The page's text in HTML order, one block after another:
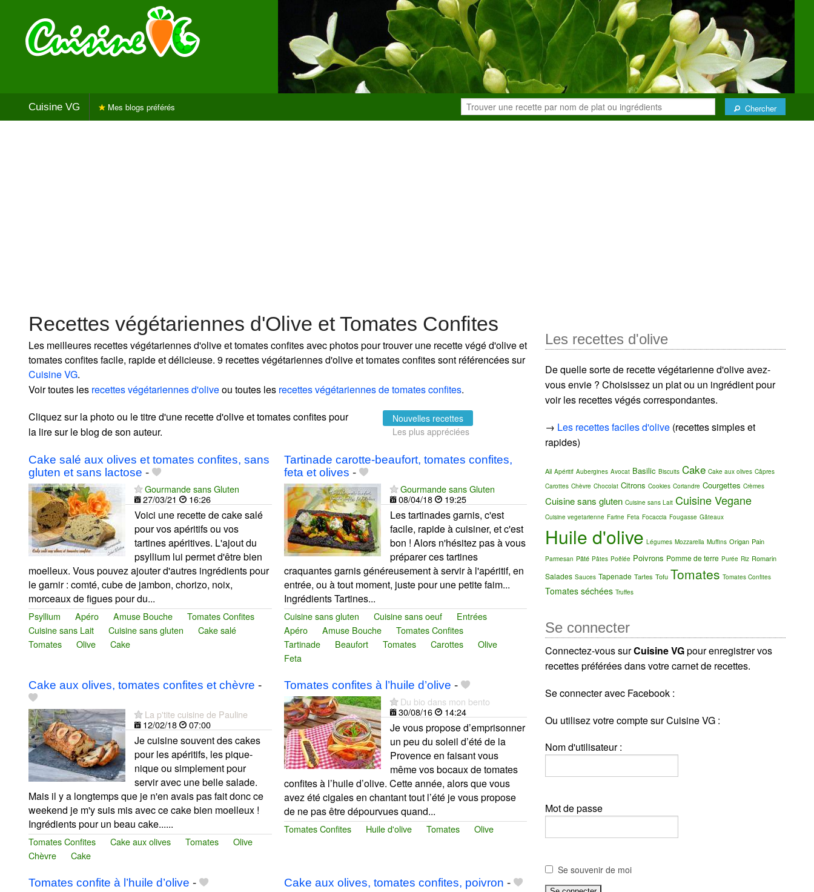
Cuisine VG Chercher
Mes blogs préférés
Recettes végétariennes d'Olive et Tomates Confites
Les meilleures recettes végétariennes d'olive et tomates confites avec photos pour trouver une recette végé d'olive et
tomates confites facile, rapide et délicieuse. 9 recettes végétariennes d'olive et tomates confites sont référencées sur
Cuisine VG.
Voir toutes les recettes végétariennes d'oliveou toutes les recettes végétariennes de tomates confites.
Cliquez sur la photo ou le titre d'une recette d'olive et tomates confites pour
la lire sur le blog de son auteur.
Nouvelles recettes
Les plus appréciées
Cake salé aux olives et tomates confites, sans
gluten et sans lactose -
Gourmande sans Gluten
27/03/21
16:26
Voici une recette de cake salé
pour vos apéritifs ou vos
tartines apéritives. L'ajout du
psyllium lui permet d'être bien
moelleux. Vous pouvez ajouter d'autres ingrédients pour
le garnir : comté, cube de jambon, chorizo, noix,
morceaux de figues pour du...
Psyllium Apéro Amuse Bouche
Tomates Confites
Cuisine sans Lait
Cuisine sans gluten
Cake salé
Tomates
Olive Cake
Tartinade carotte-beaufort, tomates confites,
feta et olives -
Gourmande sans Gluten
08/04/18
19:25
Les tartinades garnis, c'est
facile, rapide à cuisiner, et c'est
bon ! Alors n'hésitez pas à vous
préparer ces tartines
craquantes garnis généreusement à servir à l'apéritif, en
entrée, ou à tout moment, juste pour une petite faim...
Ingrédients Tartines...
Cuisine sans gluten Cuisine sans oeuf
Entrées
Apéro
Amuse Bouche
Tomates Confites
Tartinade
Beaufort Tomates Carottes
Olive
Feta
Cake aux olives, tomates confites et chèvre -
La p'tite cuisine de Pauline
12/02/18
07:00
Je cuisine souvent des cakes
pour les apéritifs, les pique-
nique ou simplement pour
servir avec une belle salade.
Mais il y a longtemps que je n'en avais pas fait donc ce
weekend je m'y suis mis avec ce cake bien moelleux !
Ingrédients pour un beau cake......
Tomates Confites Cake aux olives Tomates
Olive
Chèvre
Cake
Tomates confites à l’huile d’olive -
Du bio dans mon bento
30/08/16
14:24
Je vous propose d’emprisonner
un peu du soleil d’été de la
Provence en faisant vous
même vos bocaux de tomates
confites à l’huile d’olive. Cette année, alors que vous
avez été cigales en chantant tout l’été je vous propose
de ne pas être dépourvues quand...
Tomates Confites Huile d'olive Tomates Olive
Tomates confite à l’huile d’olive -
Cake aux olives, tomates confites, poivron -
Les recettes d'olive
De quelle sorte de recette végétarienne d'olive avez-
vous envie ? Choisissez un plat ou un ingrédient pour
voir les recettes végés correspondantes.
→ Les recettes faciles d'olive (recettes simples et
rapides)
Ail Apéritif Aubergines Avocat Basilic Biscuits Cake Cake aux olives Câpres
Carottes Chèvre Chocolat Citrons Cookies Coriandre Courgettes Crèmes
Cuisine sans gluten Cuisine sans Lait Cuisine Vegane
Cuisine vegetarienne Farine Feta Focaccia Fougasse Gâteaux
Huile d'olive Légumes Mozzarella Muffins Origan Pain
Parmesan Pâté Pâtes Poêlée Poivrons Pomme de terre Purée Riz Romarin
Salades Sauces Tapenade Tartes Tofu Tomates Tomates Confites
Tomates séchées Truffes
Se connecter
Connectez-vous surCuisine VGpour enregistrer vos
recettes préférées dans votre carnet de recettes.
Se connecter avec Facebook :
Ou utilisez votre compte sur Cuisine VG :
Nom d'utilisateur :
Mot de passe
Se souvenir de moi